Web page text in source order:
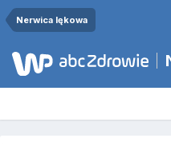
Nerwica lękowa